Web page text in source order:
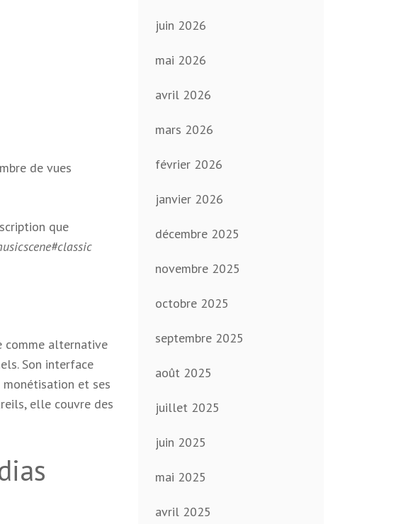
de vues
que
comme alternative
Son interface
et ses
elle couvre des
juin 2026
mai 2026
avril 2026
mars 2026
février 2026
janvier 2026
décembre 2025
novembre 2025
octobre 2025
septembre 2025
août 2025
juillet 2025
juin 2025
mai 2025
avril 2025